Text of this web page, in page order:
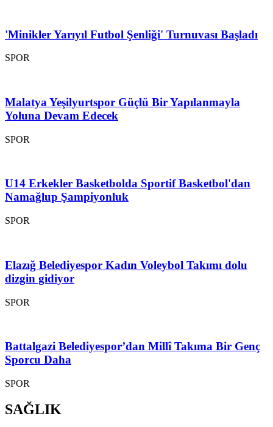
'Minikler Yarıyıl Futbol Şenliği' Turnuvası Başladı
SPOR
Malatya Yeşilyurtspor Güçlü Bir Yapılanmayla
Yoluna Devam Edecek
SPOR
U14 Erkekler Basketbolda Sportif Basketbol'dan
Namağlup Şampiyonluk
SPOR
Elazığ Belediyespor Kadın Voleybol Takımı dolu
dizgin gidiyor
SPOR
Battalgazi Belediyespor’dan Millî Takıma Bir Genç
Sporcu Daha
SPOR
SAĞLIK